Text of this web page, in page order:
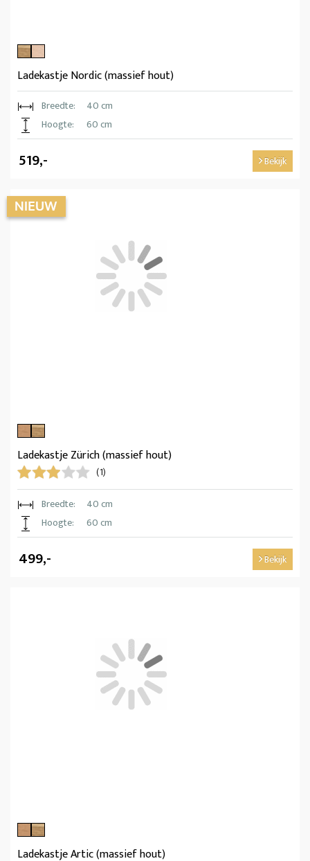
Ladekastje Nordic (massief hout)
Breedte:
40 cm
Hoogte:
60 cm
519,- Bekijk
Ladekastje Zürich (massief hout)
(1)
Breedte:
40 cm
Hoogte:
60 cm
499,- Bekijk
Ladekastje Artic (massief hout)